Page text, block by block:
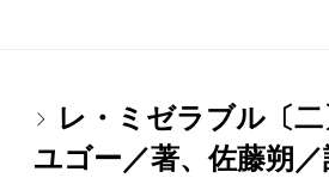
レ・ミゼラブル〔二
ユゴー／著、佐藤朔／